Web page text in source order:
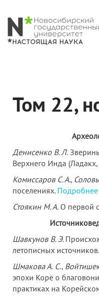
Том 22,
Денисенко В.Л.
Верхнего Инда (Ладакх,
Комиссаров С. А.,
поселениях. Подробнее
Стоякин М.А. О первой
Шавкунов В. Э.
летописных источников.
Шмакова А. С.,
эпохи Корё о
практиках на